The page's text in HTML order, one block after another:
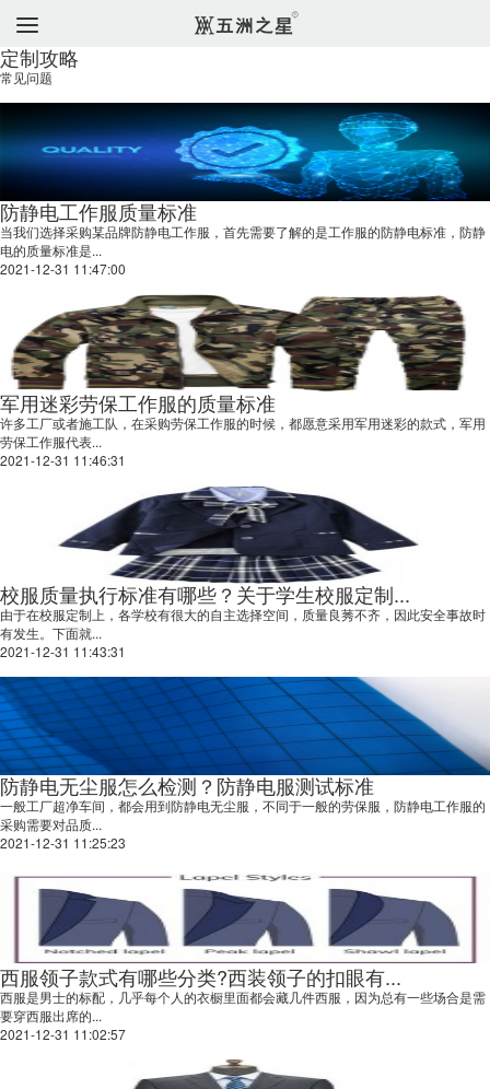
定制攻略
常见问题
防静电工作服质量标准
当我们选择采购某品牌防静电工作服，首先需要了解的是工作服的防静电标准，防静
电的质量标准是...
2021-12-31 11:47:00
军用迷彩劳保工作服的质量标准
许多工厂或者施工队，在采购劳保工作服的时候，都愿意采用军用迷彩的款式，军用
劳保工作服代表...
2021-12-31 11:46:31
校服质量执行标准有哪些？关于学生校服定制...
由于在校服定制上，各学校有很大的自主选择空间，质量良莠不齐，因此安全事故时
有发生。下面就...
2021-12-31 11:43:31
防静电无尘服怎么检测？防静电服测试标准
一般工厂超净车间，都会用到防静电无尘服，不同于一般的劳保服，防静电工作服的
采购需要对品质...
2021-12-31 11:25:23
西服领子款式有哪些分类?西装领子的扣眼有...
西服是男士的标配，几乎每个人的衣橱里面都会藏几件西服，因为总有一些场合是需
要穿西服出席的...
2021-12-31 11:02:57